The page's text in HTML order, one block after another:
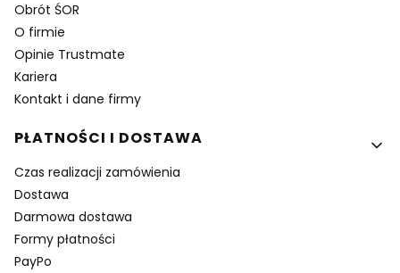
Obrót ŚOR
O firmie
Opinie Trustmate
Kariera
Kontakt i dane firmy
PŁATNOŚCI I DOSTAWA
Czas realizacji zamówienia
Dostawa
Darmowa dostawa
Formy płatności
PayPo